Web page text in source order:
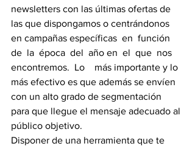
newsletters con las últimas ofertas de
las que dispongamos o centrándonos
en campañas específicas  en  función
de  la  época  del  año en  el  que  nos
encontremos.  Lo    más importante y lo
más efectivo es que además se envíen
con un alto grado de segmentación
para que llegue el mensaje adecuado al
público objetivo.
Disponer de una herramienta que te